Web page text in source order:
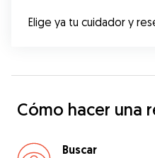
Elige ya tu cuidador y
Cómo hacer una
Buscar